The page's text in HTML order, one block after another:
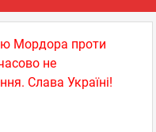
Мордора проти
не
Слава Україні!